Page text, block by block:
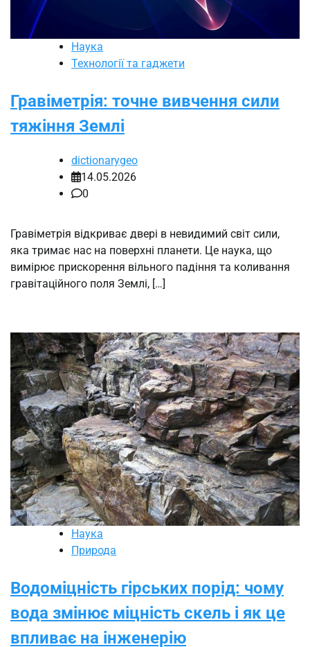
Наука
Технології та гаджети
Гравіметрія: точне вивчення сили
тяжіння Землі
dictionarygeo
14.05.2026
0
Гравіметрія відкриває двері в невидимий світ сили,
яка тримає нас на поверхні планети. Це наука, що
вимірює прискорення вільного падіння та коливання
гравітаційного поля Землі, […]
Наука
Природа
Водоміцність гірських порід: чому
вода змінює міцність скель і як це
впливає на інженерію